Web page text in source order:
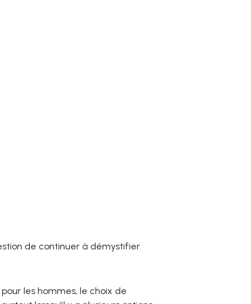
de continuer à démystifier
les hommes, le choix de